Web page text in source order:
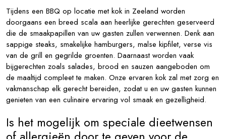
Tijdens een BBQ op locatie met kok in Zeeland worden
doorgaans een breed scala aan heerlijke gerechten geserveerd
die de smaakpapillen van uw gasten zullen verwennen. Denk aan
sappige steaks, smakelijke hamburgers, malse kipfilet, verse vis
van de grill en gegrilde groenten. Daarnaast worden vaak
bijgerechten zoals salades, brood en sauzen aangeboden om
de maaltijd compleet te maken. Onze ervaren kok zal met zorg en
vakmanschap elk gerecht bereiden, zodat u en uw gasten kunnen
genieten van een culinaire ervaring vol smaak en gezelligheid.
Is het mogelijk om speciale dieetwensen